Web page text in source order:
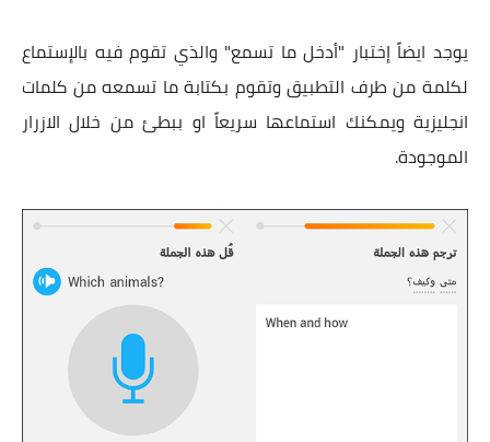
يوجد ايضاً إختبار "أدخل ما تسمع" والذي تقوم فيه بالإستماع
لكلمة من طرف التطبيق وتقوم بكتابة ما تسمعه من كلمات
انجليزية ويمكنك استماعها سريعاً او ببطئ من خلال الازرار
الموجودة.